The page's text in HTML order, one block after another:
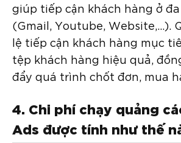
giúp tiếp cận khách hàng ở
(Gmail, Youtube, Website,…).
lệ tiếp cận khách hàng mục
tệp khách hàng hiệu quả,
đẩy quá trình chốt đơn, mua
4. Chi phí chạy quảng
Ads được tính như thế